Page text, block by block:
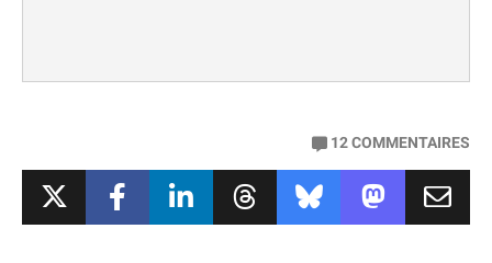
12COMMENTAIRES